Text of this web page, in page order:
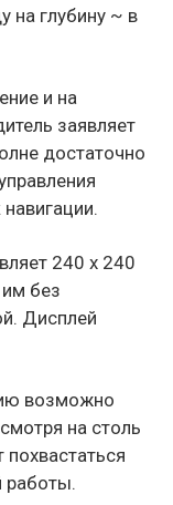
на глубину ~ в
и на
заявляет
достаточно
240 х 240
им без
Дисплей
возможно
на столь
работы.